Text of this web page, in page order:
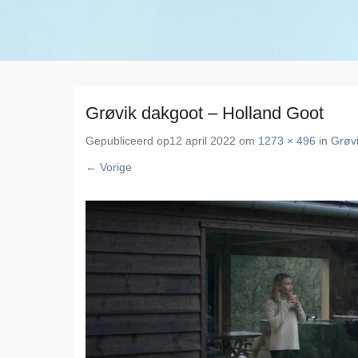
Grøvik dakgoot – Holland Goot
Gepubliceerd op12 april 2022 om 1273 × 496 in
← Vorige